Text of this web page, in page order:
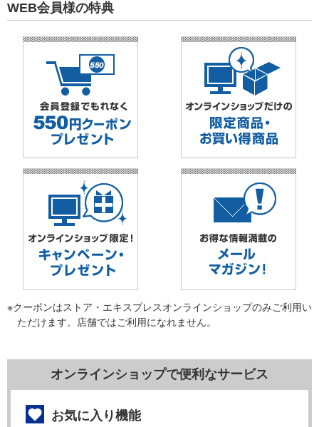
WEB会員様の特典
※クーポンはストア・エキスプレスオンラインショップのみご利用い
ただけます。店舗ではご利用になれません。
オンラインショップで便利なサービス
お気に入り機能